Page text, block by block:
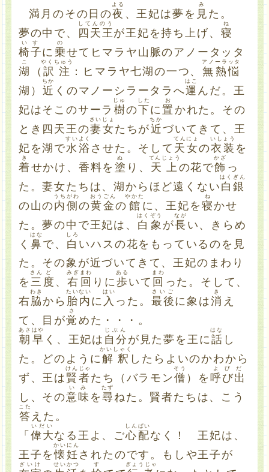
満月のその日の夜
よる
、王妃は夢を 見
み
た。
夢の中で、
四天王
してんのう
が王妃を持ち上げ、 寝
ね
椅子
いす
に 乗
の
せてヒマラヤ山脈のアノータッタ
湖
こ
（ 訳注
やくちゅう
：ヒマラヤ七湖の一つ、 無熱悩
アノーラッタ
湖） 近
ちか
くのマノーシラータラへ運
はこ
んだ。王
妃はそこのサーラ 樹
じゅ
の下
した
に置
お
かれた。その
とき四天王の妻女
さいじょ
たちが近
ちか
づいてきて、王
妃を湖で水浴
すいよく
させた。そして 天女
てんにょ
の衣装
いしょう
を
着
き
せかけ、香料を 塗
ぬ
り、 天上
てんじょう
の花で飾
かざ
っ
た。妻女たちは、湖からほど遠くない白銀
はくぎん
の山の内側
うちがわ
の黄金
おうごん
の 館
やかた
に、王妃を寝
ね
かせ
た。夢の中で王妃は、 白
はく
象
ぞう
が長
なが
い、きらめ
く 鼻
はな
で、 白
しろ
いハスの花をもっているのを見
た。その象が近づいてきて、王妃のまわり
を 三
さん
度
ど
、 右
みぎ
回
まわ
りに歩
ある
いて 回
まわ
った。そして、
右脇
わき
から 胎内
たいない
に 入
はい
った。 最後
さいご
に象は消
き
え
て、目が覚
さ
めた・・・。
朝
あさ
早
はや
く、王妃は 自分
じぶん
が見た夢を王に話
はな
し
た。どのように 解釈
かいしゃく
したらよいのかわから
ず、王は賢者
けんじゃ
たち（バラモン僧
そう
）を呼び出
よびだ
し、その意味
いみ
を尋
たず
ねた。賢者たちは、こう
答
こた
えた。
「 偉大
いだい
なる王よ、ご心配
しんぱい
なく！ 王妃は、
王子を懐妊
かいにん
されたのです。もしや王子が
ざいけ せいかつ す ぎょうじゃ